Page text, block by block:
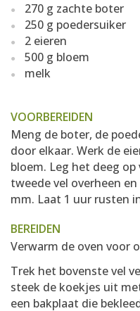
270 g zachte boter
250 g poedersuiker
2 eieren
500 g bloem
melk
VOORBEREIDEN
Meng de boter, de
door elkaar. Werk de
bloem. Leg het deeg
tweede vel overheen
mm. Laat 1 uur rusten
BEREIDEN
Verwarm de oven voor
Trek het bovenste vel
steek de koekjes uit
een bakplaat die